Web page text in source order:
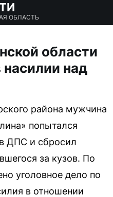
ОБЛАСТЬ
области
насилии над
района мужчина
попытался
ДПС и сбросил
за кузов. По
уголовное дело по
в отношении